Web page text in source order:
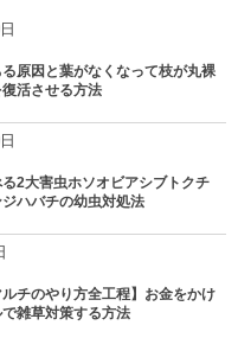
原因と葉がなくなって枝が丸裸
活させる方法
2大害虫ホソオビアシブトクチ
ハバチの幼虫対処法
ルチのやり方全工程】お金をかけ
雑草対策する方法